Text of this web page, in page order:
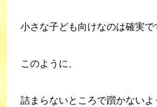
小さな子ども向けなのは確実で
このように、
詰まらないところで躓かないよ